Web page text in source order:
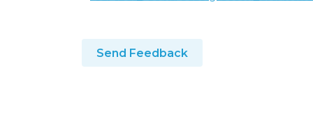
Send Feedback